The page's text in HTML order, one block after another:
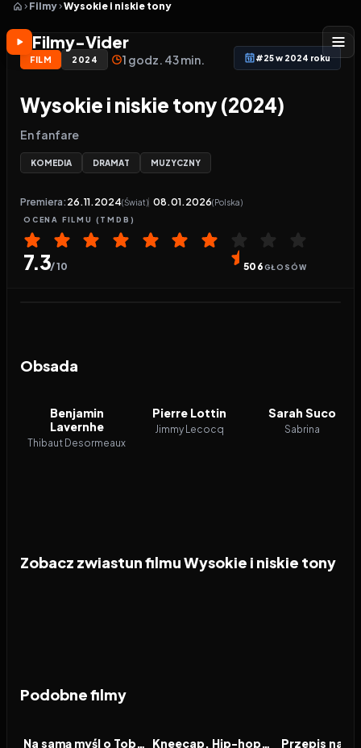
Filmy-Vider
Filmy Wysokie i niskie tony
FILM 2024 1 godz. 43 min. #25 w 2024 roku
Wysokie i niskie tony (2024)
En fanfare
KOMEDIA DRAMAT MUZYCZNY
Premiera: 26.11.2024(Świat) 08.01.2026(Polska)
OCENA FILMU (TMDB)
7.3/ 10 506GŁOSÓW
Obsada
Benjamin
Lavernhe
Thibaut Desormeaux
Pierre Lottin
Jimmy Lecocq
Sarah Suco
Sabrina
Zobacz zwiastun filmu Wysokie i niskie tony
Podobne filmy
FILM Na samą myśl o Tobie FILM Kneecap. Hip-hopowa rewolucja FILM